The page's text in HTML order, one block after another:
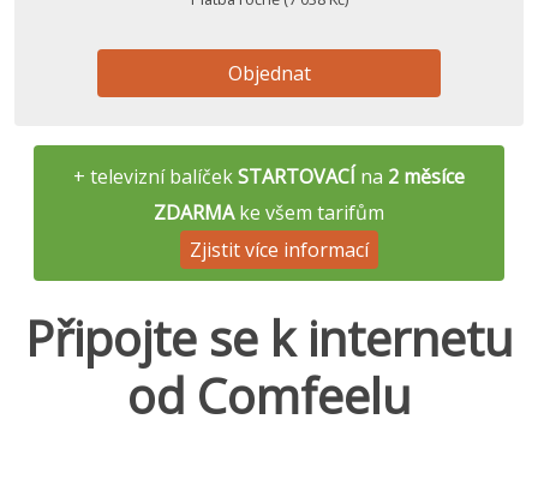
Objednat
+ televizní balíčekSTARTOVACÍ na 2 měsíce
ZDARMAke všem tarifům
Zjistit více informací
Připojte se k internetu
od Comfeelu